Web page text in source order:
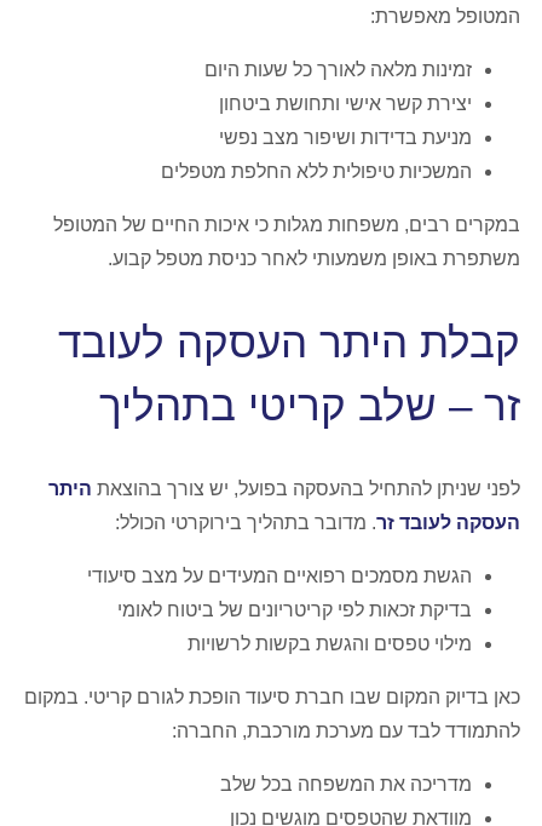
המטופל מאפשרת:
זמינות מלאה לאורך כל שעות היום
יצירת קשר אישי ותחושת ביטחון
מניעת בדידות ושיפור מצב נפשי
המשכיות טיפולית ללא החלפת מטפלים
במקרים רבים, משפחות מגלות כי איכות החיים של המטופל
משתפרת באופן משמעותי לאחר כניסת מטפל קבוע.
קבלת היתר העסקה לעובד
זר – שלב קריטי בתהליך
לפני שניתן להתחיל בהעסקה בפועל, יש צורך בהוצאת היתר
העסקה לעובד זר. מדובר בתהליך בירוקרטי הכולל:
הגשת מסמכים רפואיים המעידים על מצב סיעודי
בדיקת זכאות לפי קריטריונים של ביטוח לאומי
מילוי טפסים והגשת בקשות לרשויות
כאן בדיוק המקום שבו חברת סיעוד הופכת לגורם קריטי. במקום
להתמודד לבד עם מערכת מורכבת, החברה:
מדריכה את המשפחה בכל שלב
מוודאת שהטפסים מוגשים נכון